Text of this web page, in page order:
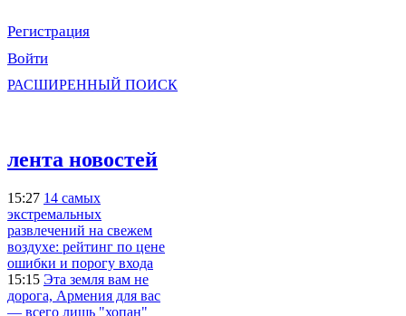
Регистрация
Войти
РАСШИРЕННЫЙ ПОИСК
лента новостей
15:27 14 самых
экстремальных
развлечений на свежем
воздухе: рейтинг по цене
ошибки и порогу входа
15:15 Эта земля вам не
дорога, Армения для вас
— всего лишь "хопан"